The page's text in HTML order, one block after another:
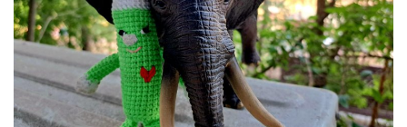
СПОРТ
Чек-лист
РАЗВЛЕЧЕНИЯ